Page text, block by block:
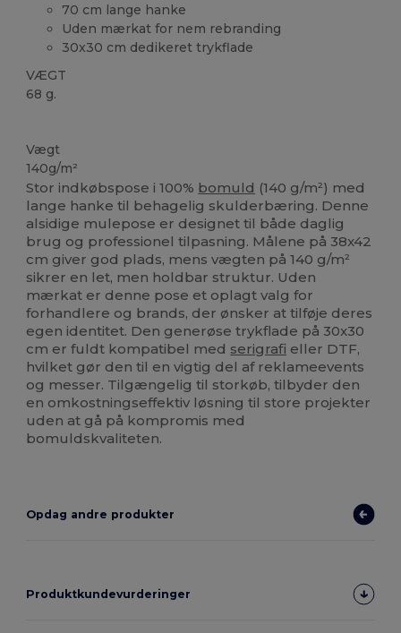
70 cm lange hanke
Uden mærkat for nem rebranding
30x30 cm dedikeret trykflade
VÆGT
68 g.
Vægt
140g/m²
Stor indkøbspose i 100% bomuld (140 g/m²) med
lange hanke til behagelig skulderbæring. Denne
alsidige mulepose er designet til både daglig
brug og professionel tilpasning. Målene på 38x42
cm giver god plads, mens vægten på 140 g/m²
sikrer en let, men holdbar struktur. Uden
mærkat er denne pose et oplagt valg for
forhandlere og brands, der ønsker at tilføje deres
egen identitet. Den generøse trykflade på 30x30
cm er fuldt kompatibel med serigrafi eller DTF,
hvilket gør den til en vigtig del af reklameevents
og messer. Tilgængelig til storkøb, tilbyder den
en omkostningseffektiv løsning til store projekter
uden at gå på kompromis med
bomuldskvaliteten.
Opdag andre produkter
Produktkundevurderinger